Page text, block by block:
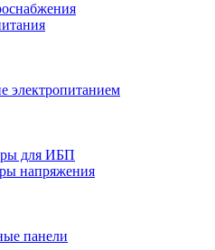
электропитанием
для ИБП
напряжения
панели